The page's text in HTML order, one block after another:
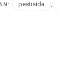
pestisida ,